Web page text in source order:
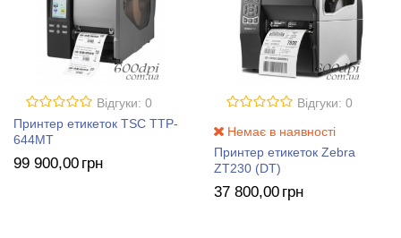
Відгуки: 0
Принтер етикеток TSC TTP-
644MT
99 900,00 грн
Відгуки: 0
Немає в наявності
Принтер етикеток Zebra
ZT230 (DT)
37 800,00 грн